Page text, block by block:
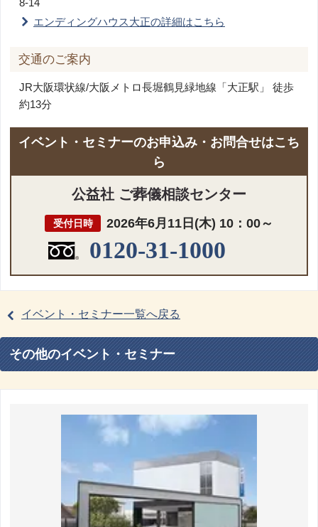
エンディングハウス大正の詳細はこちら
交通のご案内
JR大阪環状線/大阪メトロ長堀鶴見緑地線「大正駅」 徒歩
約13分
イベント・セミナーのお申込み・お問合せはこち
ら
公益社 ご葬儀相談センター
受付日時 2026年6月11日(木) 10：00～
0120-31-1000
イベント・セミナー一覧へ戻る
その他のイベント・セミナー